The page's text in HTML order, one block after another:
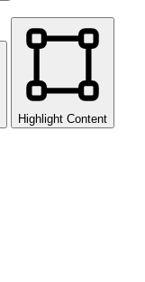
Highlight Content